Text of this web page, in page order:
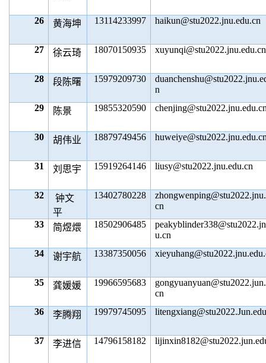
26 黄海坤 13114233997 haikun@stu2022.jnu.edu.cn
27 徐云琦 18070150935 xuyunqi@stu2022.jnu.edu.cn
28 段陈曙 15979209730
n
29
陈景 19855320590
30 胡伟业 18879749456
31 刘思宇 15919264146 liusy@stu2022.jnu.edu.cn
32
钟文
平
13402780228
cn
33
简煜煨 18502906485
u.cn
34
谢宇航 13387350056
35 龚媛媛 19966595683
cn
36
李腾翔 19979745095
37 李进信 14796158182